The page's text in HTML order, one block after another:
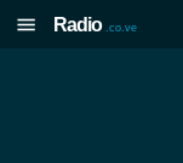
Radio .co.ve